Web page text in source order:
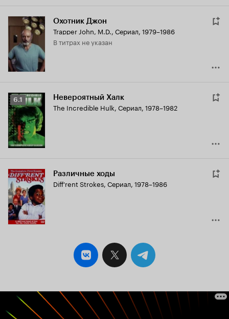
Охотник Джон
Trapper John, M.D., Сериал, 1979–1986
в титрах не указан
Рейтинг
Кинопоиска
6.1
6.1 Невероятный Халк
The Incredible Hulk, Сериал, 1978–1982
Различные ходы
Diff'rent Strokes, Сериал, 1978–1986